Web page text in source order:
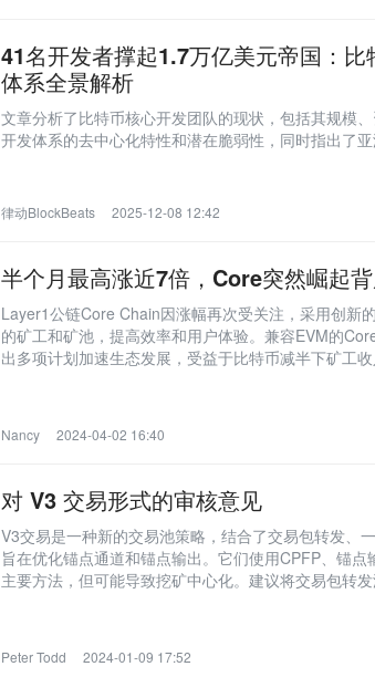
41名开发者撑起1.7万亿美元帝国：
体系全景解析
文章分析了比特币核心开发团队的现状，包括其规模
开发体系的去中心化特性和潜在脆弱性，同时指出了
律动BlockBeats 2025-12-08 12:42
半个月最高涨近7倍，Core突然崛起
Layer1公链Core Chain因涨幅再次受关注，采用创新
的矿工和矿池，提高效率和用户体验。兼容EVM的
出多项计划加速生态发展，受益于比特币减半下矿工收
Nancy 2024-04-02 16:40
对 V3 交易形式的审核意见
V3交易是一种新的交易池策略，结合了交易包转发、
旨在优化锚点通道和锚点输出。它们使用CPFP、锚
主要方法，但可能导致挖矿中心化。建议将交易包转
Peter Todd 2024-01-09 17:52